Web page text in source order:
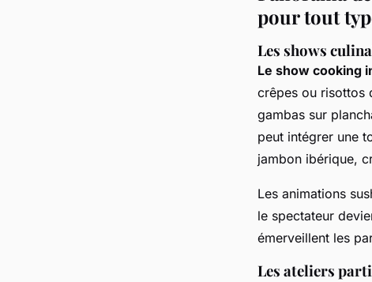
pour tout
Les shows
Le show cooking
crêpes ou risottos
gambas sur
peut intégrer une
jambon ibérique,
Les animations
le spectateur
émerveillent les
Les ateliers